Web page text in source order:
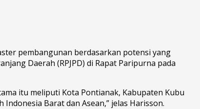
pembangunan berdasarkan potensi yang
Daerah (RPJPD) di Rapat Paripurna pada
itu meliputi Kota Pontianak, Kabupaten Kubu
Barat dan Asean,” jelas Harisson.